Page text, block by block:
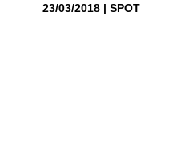
23/03/2018
SPOT